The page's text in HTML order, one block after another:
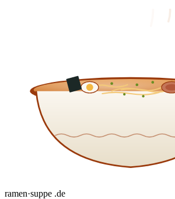
ramen·suppe .de